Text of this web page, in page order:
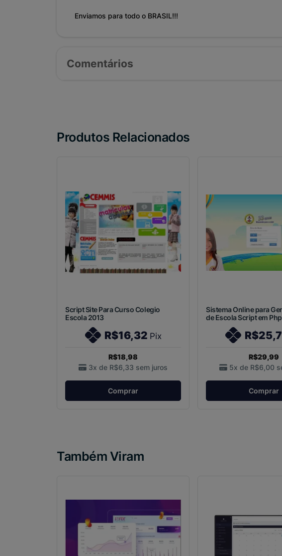
Enviamos para todo o BRASIL!!!
Comentários
Produtos Relacionados
Script Site Para Curso Colegio
Escola 2013
R$16,32 Pix
R$18,98
3x de R$6,33 sem juros
Comprar
Sistema Online para
de Escola Script em Php
R$29,99
5x de R$6,00
Comprar
Também Viram